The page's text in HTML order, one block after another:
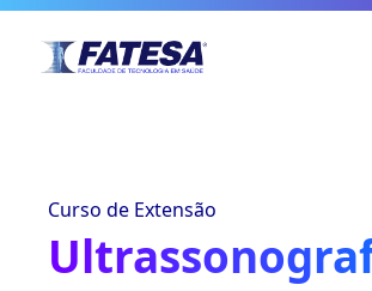
Curso de Extensão